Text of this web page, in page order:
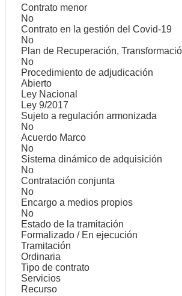
Contrato menor
No
Contrato en la gestión del Covid-19
No
Plan de Recuperación,
No
Procedimiento de adjudicación
Abierto
Ley Nacional
Ley 9/2017
Sujeto a regulación armonizada
No
Acuerdo Marco
No
Sistema dinámico de adquisición
No
Contratación conjunta
No
Encargo a medios propios
No
Estado de la tramitación
Formalizado / En ejecución
Tramitación
Ordinaria
Tipo de contrato
Servicios
Recurso